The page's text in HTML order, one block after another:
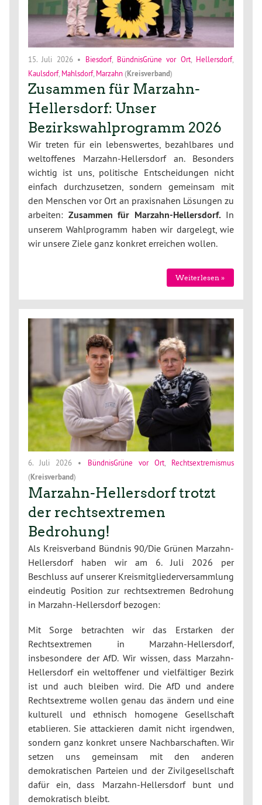
15. Juli 2026• Biesdorf, BündnisGrüne vor Ort, Hellersdorf,
Kaulsdorf, Mahlsdorf, Marzahn (Kreisverband)
Zusammen für Marzahn-
Hellersdorf: Unser
Bezirkswahlprogramm 2026
Wir treten für ein lebenswertes, bezahlbares und
weltoffenes Marzahn-Hellersdorf an. Besonders
wichtig ist uns, politische Entscheidungen nicht
einfach durchzusetzen, sondern gemeinsam mit
den Menschen vor Ort an praxisnahen Lösungen zu
arbeiten: Zusammen für Marzahn-Hellersdorf.In
unserem Wahlprogramm haben wir dargelegt, wie
wir unsere Ziele ganz konkret erreichen wollen.
Weiterlesen »
6. Juli 2026 • BündnisGrüne vor Ort, Rechtsextremismus
(Kreisverband)
Marzahn-Hellersdorf trotzt
der rechtsextremen
Bedrohung!
Als Kreisverband Bündnis 90/Die Grünen Marzahn-
Hellersdorf haben wir am 6. Juli 2026 per
Beschluss auf unserer Kreismitgliederversammlung
eindeutig Position zur rechtsextremen Bedrohung
in Marzahn-Hellersdorf bezogen:
Mit Sorge betrachten wir das Erstarken der
Rechtsextremen in Marzahn-Hellersdorf,
insbesondere der AfD. Wir wissen, dass Marzahn-
Hellersdorf ein weltoffener und vielfältiger Bezirk
ist und auch bleiben wird. Die AfD und andere
Rechtsextreme wollen genau das ändern und eine
kulturell und ethnisch homogene Gesellschaft
etablieren. Sie attackieren damit nicht irgendwen,
sondern ganz konkret unsere Nachbarschaften. Wir
setzen uns gemeinsam mit den anderen
demokratischen Parteien und der Zivilgesellschaft
dafür ein, dass Marzahn-Hellersdorf bunt und
demokratisch bleibt.